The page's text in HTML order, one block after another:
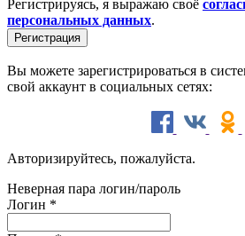
Регистрируясь, я выражаю своё
персональных данных.
Вы можете зарегистрироваться в
свой аккаунт в социальных сетях:
Авторизируйтесь, пожалуйста.
Неверная пара логин/пароль
Логин *